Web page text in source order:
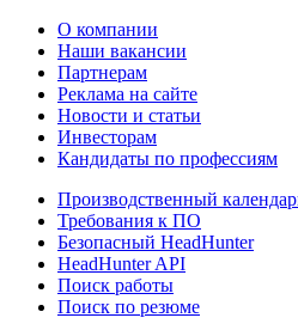
О компании
Наши вакансии
Партнерам
Реклама на сайте
Новости и статьи
Инвесторам
Кандидаты по профессиям
Производственный
Требования к ПО
Безопасный HeadHunter
HeadHunter API
Поиск работы
Поиск по резюме